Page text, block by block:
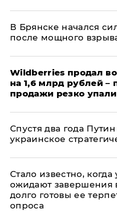
В Брянске начался
после мощного
​Wildberries продал
на 1,6 млрд рублей –
продажи резко упали
Спустя два года
украинское
Стало известно,
ожидают завершения
долго готовы ее
опроса